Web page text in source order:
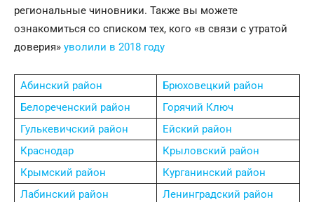
региональные чиновники. Также вы можете
ознакомиться со списком тех, кого «в связи с утратой
доверия» уволили в 2018 году
Абинский район
Брюховецкий район
Белореченский район
Горячий Ключ
Гулькевичский район
Ейский район
Краснодар
Крыловский район
Крымский район
Курганинский район
Лабинский район
Ленинградский район